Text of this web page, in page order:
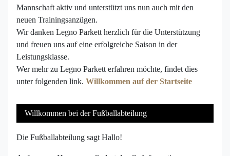
Mannschaft aktiv und unterstützt uns nun auch mit den
neuen Trainingsanzügen.
Wir danken Legno Parkett herzlich für die Unterstützung
und freuen uns auf eine erfolgreiche Saison in der
Leistungsklasse.
Wer mehr zu Legno Parkett erfahren möchte, findet dies
unter folgenden link. Willkommen auf der Startseite
Willkommen bei der Fußballabteilung
Die Fußballabteilung sagt Hallo!